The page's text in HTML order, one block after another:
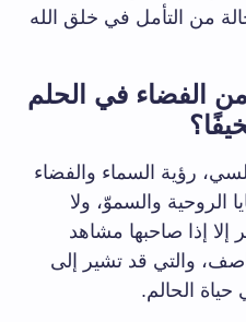
من التأمل في خلق الله
الفضاء في الحلم
رؤية السماء والفضاء
الروحية والسموّ، ولا
إذا صاحبها مشاهد
والتي قد تشير إلى
الحالم.